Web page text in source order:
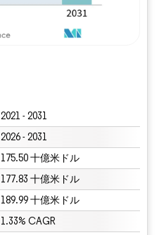
2021 - 2031
2026 - 2031
175.50 十億米ドル
177.83 十億米ドル
189.99 十億米ドル
1.33% CAGR